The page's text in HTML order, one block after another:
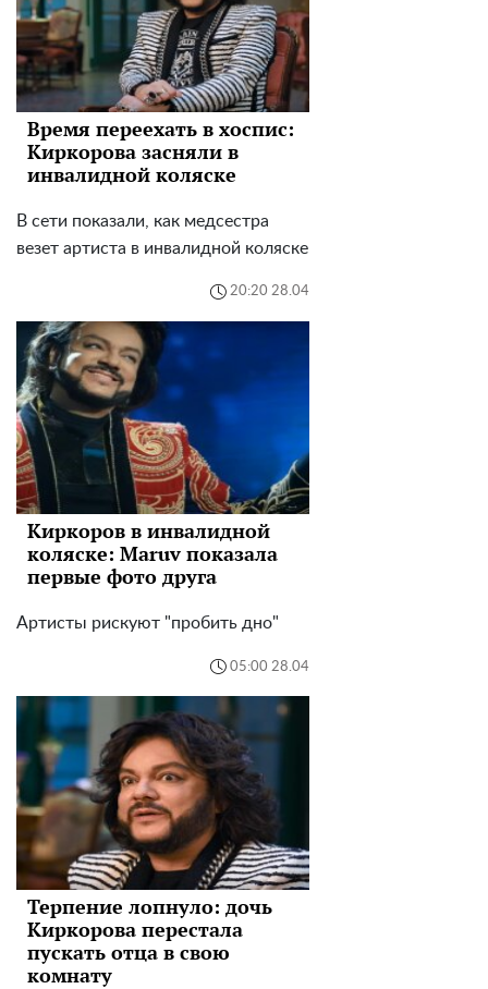
Время переехать в хоспис:
Киркорова засняли в
инвалидной коляске
В сети показали, как медсестра
везет артиста в инвалидной коляске
20:20 28.04
Киркоров в инвалидной
коляске: Maruv показала
первые фото друга
Артисты рискуют "пробить дно"
05:00 28.04
Терпение лопнуло: дочь
Киркорова перестала
пускать отца в свою
комнату